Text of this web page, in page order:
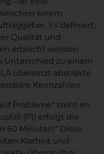
einem
Es definiert,
Qualität und
erbracht werden
Unterschied zu einem
übersetzt abstrakte
Kennzahlen.
Probleme“ steht im
(P1) erfolgt die
60 Minuten.“ Diese
Klarheit und